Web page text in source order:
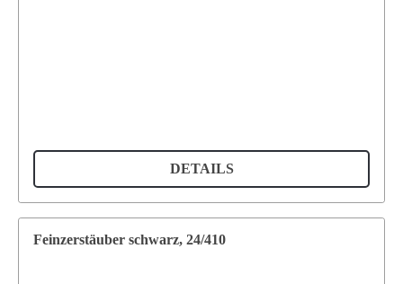
DETAILS
Feinzerstäuber schwarz, 24/410